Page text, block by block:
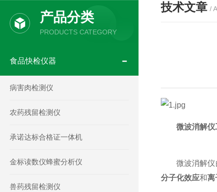
技术文章 /
微波消解仪
微波消解仪
分子化效应和离
产品分类
PRODUCTS CATEGORY
食品快检仪器
病害肉检测仪
农药残留检测仪
承诺达标合格证一体机
金标读数仪蜂蜜分析仪
兽药残留检测仪